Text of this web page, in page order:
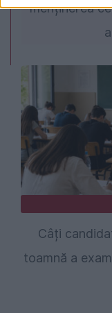
menținerea
Câți
toamnă a